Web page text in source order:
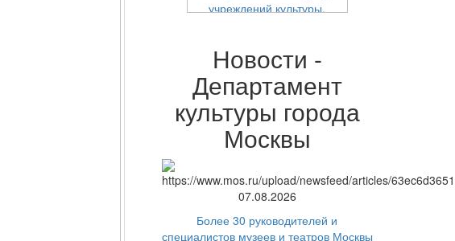
Новости -
Департамент
культуры города
Москвы
07.08.2026
Более 30 руководителей и
специалистов музеев и театров Москвы